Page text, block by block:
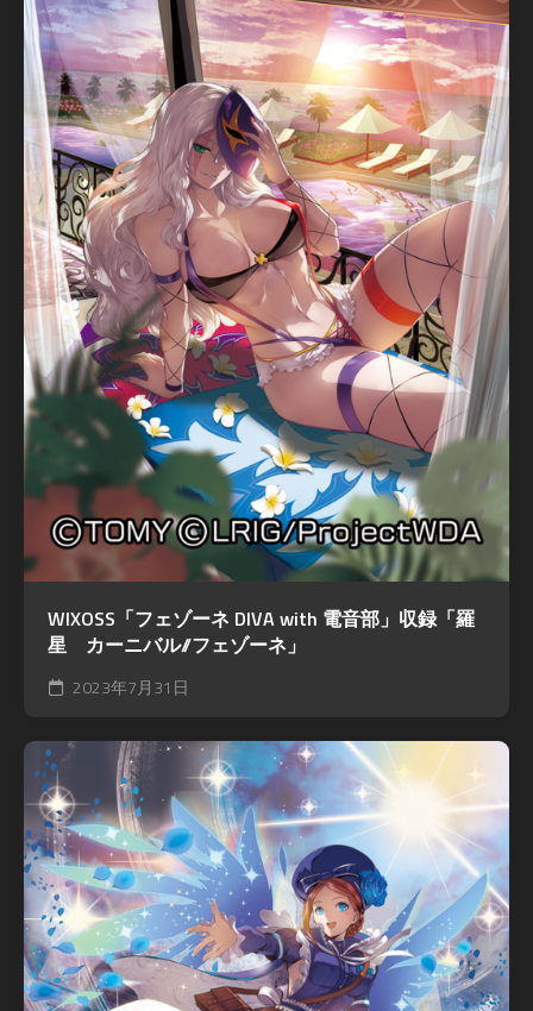
WIXOSS「フェゾーネ DIVA with 電音部」収録「羅
星 カーニバル//フェゾーネ」
2023年7月31日